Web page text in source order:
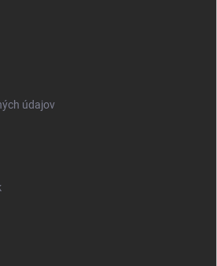
údajov